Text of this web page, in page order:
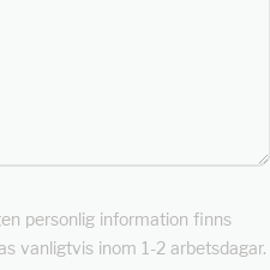
personlig information finns
vanligtvis inom 1-2 arbetsdagar.